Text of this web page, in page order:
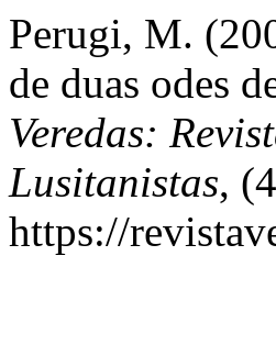
Perugi, M.
de duas odes
Veredas:
Lusitanistas,
https://